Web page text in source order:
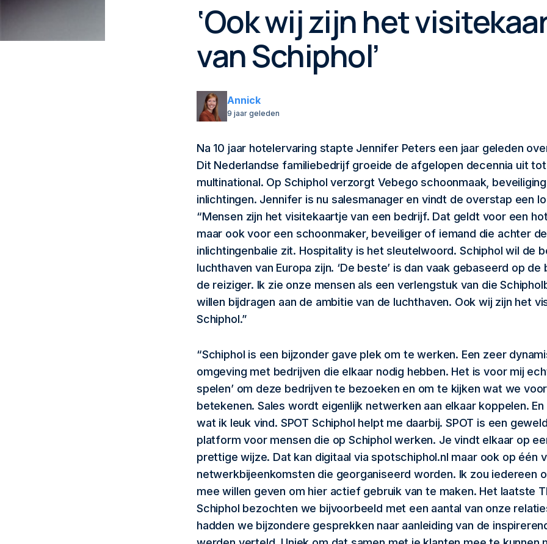
‘Ook wij zijn het
van Schiphol’
Annick
9 jaar geleden
Na 10 jaar hotelervaring stapte Jennifer Peters een jaar geleden
Dit Nederlandse familiebedrijf groeide de afgelopen decennia uit
multinational. Op Schiphol verzorgt Vebego schoonmaak,
inlichtingen. Jennifer is nu salesmanager en vindt de overstap een
“Mensen zijn het visitekaartje van een bedrijf. Dat geldt voor een
maar ook voor een schoonmaker, beveiliger of iemand die achter de
inlichtingenbalie zit. Hospitality is het sleutelwoord. Schiphol wil de
luchthaven van Europa zijn. ‘De beste’ is dan vaak gebaseerd op de
de reiziger. Ik zie onze mensen als een verlengstuk van die
willen bijdragen aan de ambitie van de luchthaven. Ook wij zijn het
Schiphol.”
“Schiphol is een bijzonder gave plek om te werken. Een zeer
omgeving met bedrijven die elkaar nodig hebben. Het is voor mij
spelen’ om deze bedrijven te bezoeken en om te kijken wat we
betekenen. Sales wordt eigenlijk netwerken aan elkaar koppelen.
wat ik leuk vind. SPOT Schiphol helpt me daarbij. SPOT is een
platform voor mensen die op Schiphol werken. Je vindt elkaar op
prettige wijze. Dat kan digitaal via spotschiphol.nl maar ook op één
netwerkbijeenkomsten die georganiseerd worden. Ik zou iedereen
mee willen geven om hier actief gebruik van te maken. Het laatste
Schiphol bezochten we bijvoorbeeld met een aantal van onze
hadden we bijzondere gesprekken naar aanleiding van de